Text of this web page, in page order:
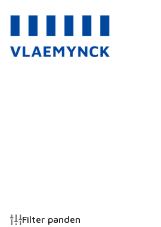
Filter panden